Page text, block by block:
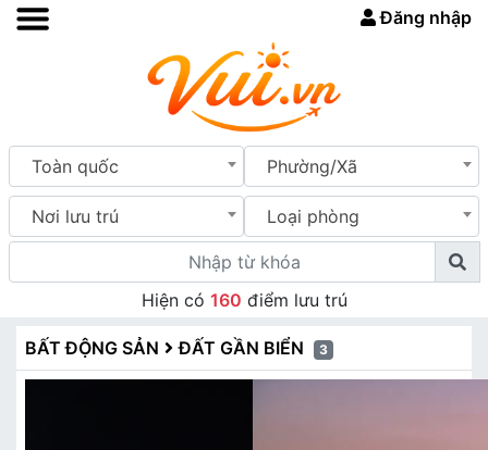
Đăng nhập
Toàn quốc Phường/Xã
Nơi lưu trú Loại phòng
Hiện có 160 điểm lưu trú
BẤT ĐỘNG SẢN ĐẤT GẦN BIỂN 3